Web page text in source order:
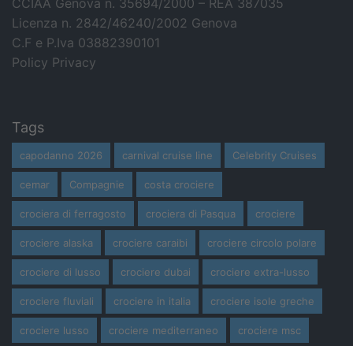
Licenza n. 2842/46240/2002 Genova
C.F e P.Iva 03882390101
Policy Privacy
Tags
capodanno 2026 carnival cruise line Celebrity Cruises
cemar Compagnie costa crociere
crociera di ferragosto crociera di Pasqua crociere
crociere alaska crociere caraibi crociere circolo polare
crociere di lusso crociere dubai crociere extra-lusso
crociere fluviali crociere in italia crociere isole greche
crociere lusso crociere mediterraneo crociere msc